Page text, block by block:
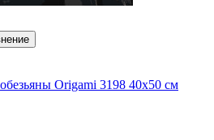
Origami 3198 40x50 см